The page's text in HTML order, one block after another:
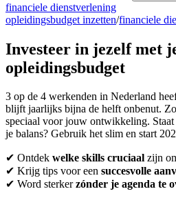
financiele dienstverlening
opleidingsbudget inzetten/financiele
Investeer in jezelf met
opleidingsbudget
3 op de 4 werkenden in Nederland
blijft jaarlijks bijna de helft onbenut.
speciaal voor jouw ontwikkeling.
je balans? Gebruik het slim en start
✔ Ontdek welke skills cruciaal zijn
✔ Krijg tips voor een succesvolle
✔ Word sterkerzónder je agenda te